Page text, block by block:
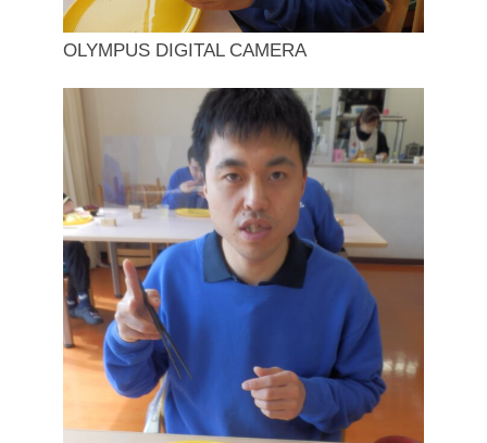
OLYMPUS DIGITAL CAMERA